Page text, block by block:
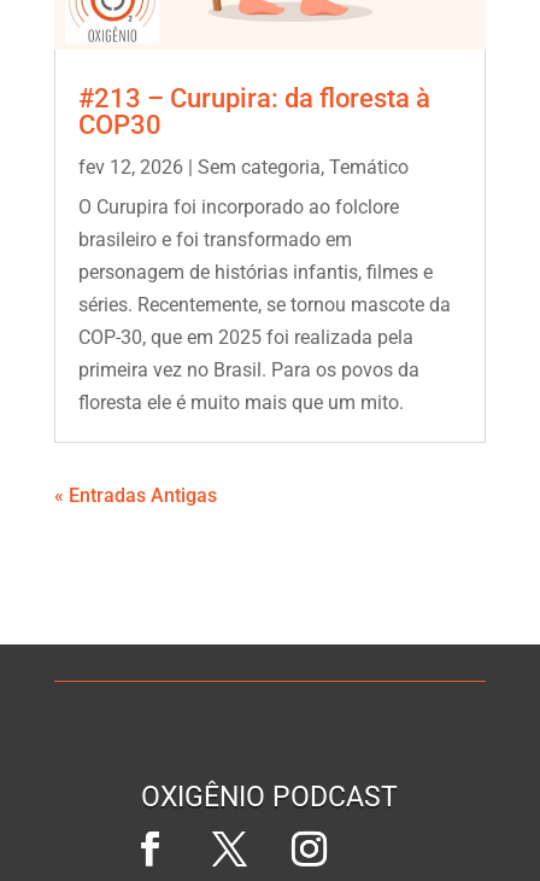
#213 – Curupira: da floresta à
COP30
fev 12, 2026| Sem categoria, Temático
O Curupira foi incorporado ao folclore
brasileiro e foi transformado em
personagem de histórias infantis, filmes e
séries. Recentemente, se tornou mascote da
COP-30, que em 2025 foi realizada pela
primeira vez no Brasil. Para os povos da
floresta ele é muito mais que um mito.
« Entradas Antigas
OXIGÊNIO PODCAST